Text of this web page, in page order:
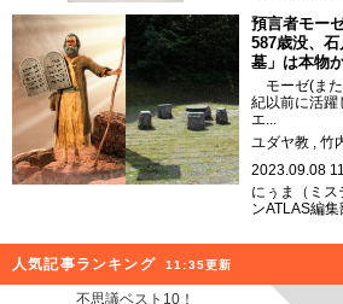
預言者モー
587歳没、
墓」は本物
モーゼ(ま
紀以前に活躍
エ...
ユダヤ教
竹
2023.09.08
にぅま（ミス
ンATLAS編集
人気記事ランキング 11:35更新
不思議ベスト10！